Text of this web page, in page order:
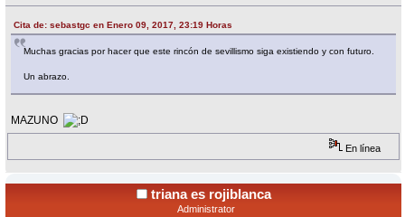
Cita de: sebastgc en Enero 09, 2017, 23:19 Horas
Muchas gracias por hacer que este rincón de sevillismo siga existiendo y con futuro.
Un abrazo.
MAZUNO
En línea
triana es rojiblanca
Administrator